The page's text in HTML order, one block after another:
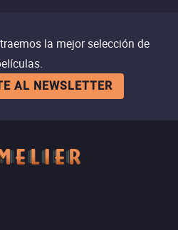
la mejor selección de
AL NEWSLETTER